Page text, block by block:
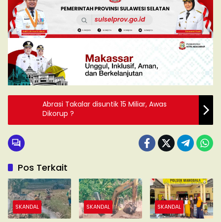
Abrasi Takalar disuntik 15 Miliar, Awas
Dikorup ?
Pos Terkait
SKANDAL SKANDAL SKANDAL